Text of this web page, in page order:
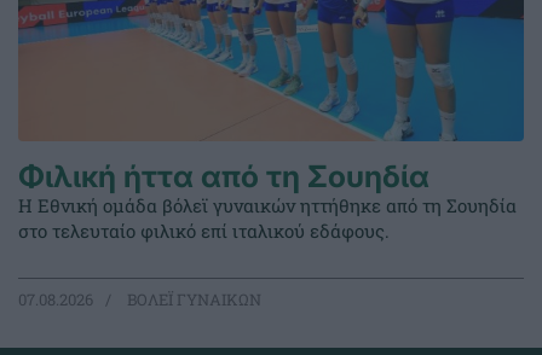
Φιλική ήττα από τη Σουηδία
Η Εθνική ομάδα βόλεϊ γυναικών ηττήθηκε από τη Σουηδία
στο τελευταίο φιλικό επί ιταλικού εδάφους.
07.08.2026 ΒΟΛΕΪ ΓΥΝΑΙΚΩΝ